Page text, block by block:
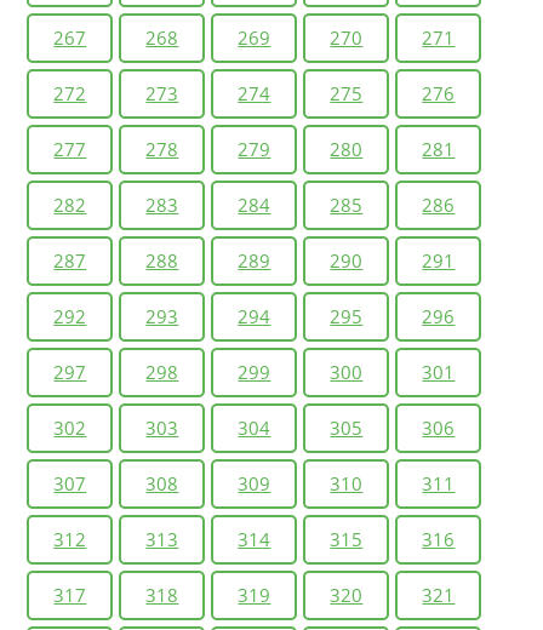
267 268 269 270 271
272 273 274 275 276
277 278 279 280 281
282 283 284 285 286
287 288 289 290 291
292 293 294 295 296
297 298 299 300 301
302 303 304 305 306
307 308 309 310 311
312 313 314 315 316
317 318 319 320 321